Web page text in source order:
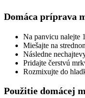
Domáca príprava
Na panvicu nalejte
Miešajte na
Následne
Pridajte čerstvú
Rozmixujte do
Použitie domácej